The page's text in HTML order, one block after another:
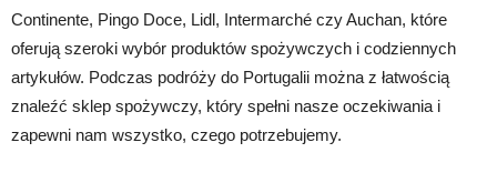
Continente, Pingo Doce, Lidl, Intermarché czy Auchan, które
oferują szeroki wybór produktów spożywczych i codziennych
artykułów. Podczas podróży do Portugalii można z łatwością
znaleźć sklep spożywczy, który spełni nasze oczekiwania i
zapewni nam wszystko, czego potrzebujemy.